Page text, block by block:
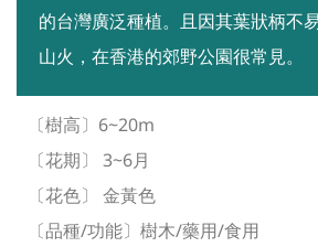
的台灣廣泛種植。且因其葉狀柄不
山火，在香港的郊野公園很常見。
〔樹高〕6~20m
〔花期〕 3~6月
〔花色〕 金黃色
〔品種/功能〕樹木/藥用/食用